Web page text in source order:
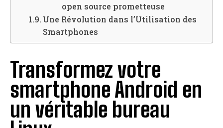
open source prometteuse
Une Révolution dans l’Utilisation des
Smartphones
Transformez votre
smartphone Android en
un véritable bureau